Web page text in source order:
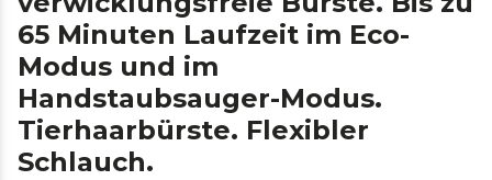
65 Minuten Laufzeit im Eco-
Modus und im
Handstaubsauger-Modus.
Tierhaarbürste. Flexibler
Schlauch.